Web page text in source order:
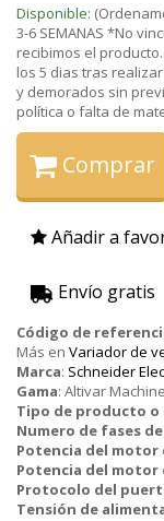
Disponible:
3-6 SEMANAS *No
recibimos el
los 5 dias tras
y demorados sin
política o falta de
Comprar
Añadir a
Envío gratis
Código de
Más en Variador de
Marca: Schneider
Gama: Altivar
Tipo de producto
Numero de fases
Potencia del motor
Potencia del motor
Protocolo del
Tensión de